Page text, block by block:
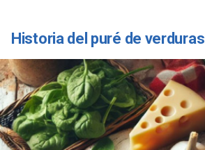
Historia del puré de verduras